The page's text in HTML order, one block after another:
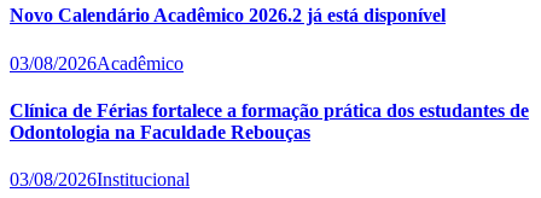
Novo Calendário Acadêmico 2026.2 já está disponível
03/08/2026Acadêmico
Clínica de Férias fortalece a formação prática dos estudantes de
Odontologia na Faculdade Rebouças
03/08/2026Institucional